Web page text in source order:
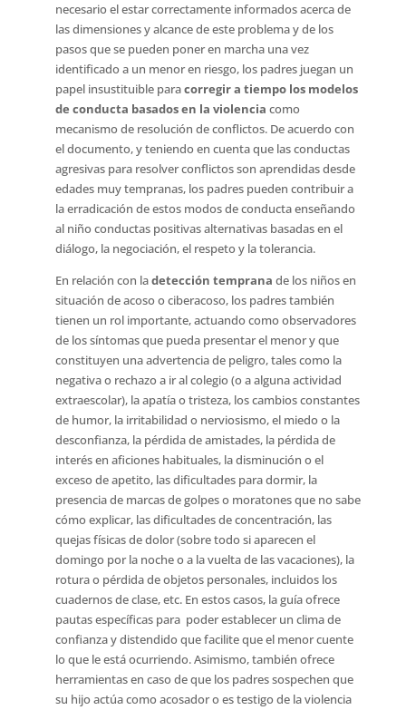
necesario el estar correctamente informados acerca de
las dimensiones y alcance de este problema y de los
pasos que se pueden poner en marcha una vez
identificado a un menor en riesgo, los padres juegan un
papel insustituible paracorregir a tiempo los modelos
de conducta basados en la violencia como
mecanismo de resolución de conflictos. De acuerdo con
el documento, y teniendo en cuenta que las conductas
agresivas para resolver conflictos son aprendidas desde
edades muy tempranas, los padres pueden contribuir a
la erradicación de estos modos de conducta enseñando
al niño conductas positivas alternativas basadas en el
diálogo, la negociación, el respeto y la tolerancia.
En relación con ladetección temprana de los niños en
situación de acoso o ciberacoso, los padres también
tienen un rol importante, actuando como observadores
de los síntomas que pueda presentar el menor y que
constituyen una advertencia de peligro, tales como la
negativa o rechazo a ir al colegio (o a alguna actividad
extraescolar), la apatía o tristeza, los cambios constantes
de humor, la irritabilidad o nerviosismo, el miedo o la
desconfianza, la pérdida de amistades, la pérdida de
interés en aficiones habituales, la disminución o el
exceso de apetito, las dificultades para dormir, la
presencia de marcas de golpes o moratones que no sabe
cómo explicar, las dificultades de concentración, las
quejas físicas de dolor (sobre todo si aparecen el
domingo por la noche o a la vuelta de las vacaciones), la
rotura o pérdida de objetos personales, incluidos los
cuadernos de clase, etc. En estos casos, la guía ofrece
pautas específicas para poder establecer un clima de
confianza y distendido que facilite que el menor cuente
lo que le está ocurriendo. Asimismo, también ofrece
herramientas en caso de que los padres sospechen que
su hijo actúa como acosador o es testigo de la violencia